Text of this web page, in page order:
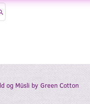
og Müsli by Green Cotton